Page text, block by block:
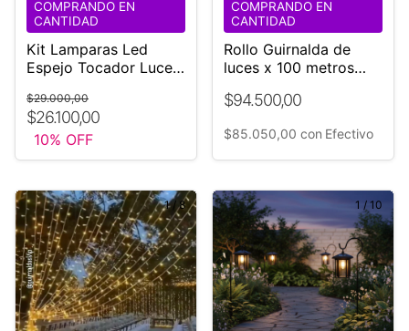
Kit Lamparas Led
Espejo Tocador Luces
220v
$26.100,00
$29.000,00
10% OFF
COMPRANDO EN
CANTIDAD
Rollo Guirnalda de
luces x 100 metros
$94.500,00
COMPRANDO EN
CANTIDAD
$85.050,00 con Efectivo
1/8 1 / 10